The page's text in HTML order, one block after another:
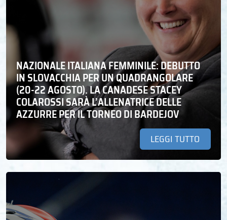
NAZIONALE ITALIANA FEMMINILE: DEBUTTO
IN SLOVACCHIA PER UN QUADRANGOLARE
(20-22 AGOSTO). LA CANADESE STACEY
COLAROSSI SARÀ L’ALLENATRICE DELLE
AZZURRE PER IL TORNEO DI BARDEJOV
LEGGI TUTTO